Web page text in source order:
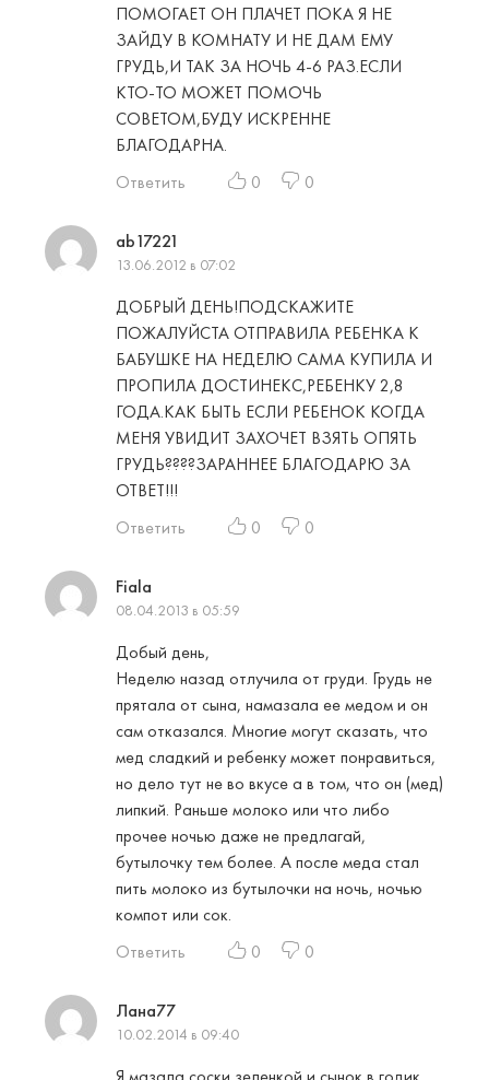
ПОМОГАЕТ ОН ПЛАЧЕТ ПОКА Я НЕ
ЗАЙДУ В КОМНАТУ И НЕ ДАМ ЕМУ
ГРУДЬ,И ТАК ЗА НОЧЬ 4-6 РАЗ.ЕСЛИ
КТО-ТО МОЖЕТ ПОМОЧЬ
СОВЕТОМ,БУДУ ИСКРЕННЕ
БЛАГОДАРНА.
Ответить
0 0
ab17221
13.06.2012 в 07:02
ДОБРЫЙ ДЕНЬ!ПОДСКАЖИТЕ
ПОЖАЛУЙСТА ОТПРАВИЛА РЕБЕНКА К
БАБУШКЕ НА НЕДЕЛЮ САМА КУПИЛА И
ПРОПИЛА ДОСТИНЕКС,РЕБЕНКУ 2,8
ГОДА.КАК БЫТЬ ЕСЛИ РЕБЕНОК КОГДА
МЕНЯ УВИДИТ ЗАХОЧЕТ ВЗЯТЬ ОПЯТЬ
ГРУДЬ????ЗАРАННЕЕ БЛАГОДАРЮ ЗА
ОТВЕТ!!!
Ответить
0 0
Fiala
08.04.2013 в 05:59
Добый день,
Неделю назад отлучила от груди. Грудь не
прятала от сына, намазала ее медом и он
сам отказался. Многие могут сказать, что
мед сладкий и ребенку может понравиться,
но дело тут не во вкусе а в том, что он (мед)
липкий. Раньше молоко или что либо
прочее ночью даже не предлагай,
бутылочку тем более. А после меда стал
пить молоко из бутылочки на ночь, ночью
компот или сок.
Ответить
0 0
Лана77
10.02.2014 в 09:40